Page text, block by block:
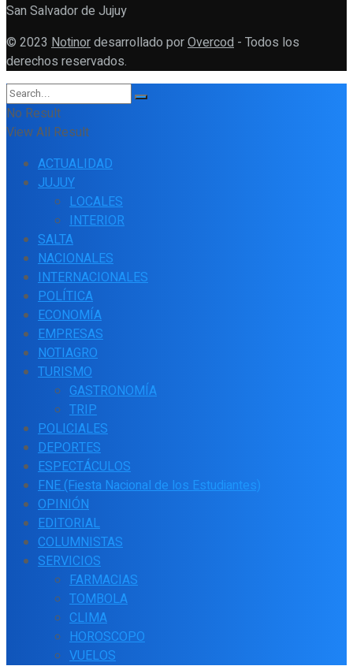
San Salvador de Jujuy
© 2023 Notinordesarrollado porOvercod - Todos los
derechos reservados.
No Result
View All Result
ACTUALIDAD
JUJUY
LOCALES
INTERIOR
SALTA
NACIONALES
INTERNACIONALES
POLÍTICA
ECONOMÍA
EMPRESAS
NOTIAGRO
TURISMO
GASTRONOMÍA
TRIP
POLICIALES
DEPORTES
ESPECTÁCULOS
FNE (Fiesta Nacional de los Estudiantes)
OPINIÓN
EDITORIAL
COLUMNISTAS
SERVICIOS
FARMACIAS
TOMBOLA
CLIMA
HOROSCOPO
VUELOS